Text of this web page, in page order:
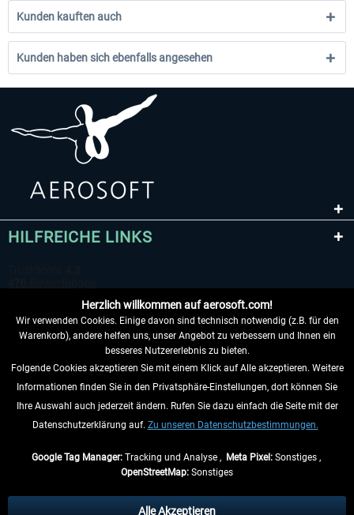
Kunden kauften auch
Kunden haben sich ebenfalls angesehen
HILFREICHE LINKS
VERTRAG WIDERRUFEN
INFORMATIONEN
anders beschrieben.
Herzlich willkommen auf aerosoft.com!
Wir verwenden Cookies. Einige davon sind technisch notwendig (z.B. für den
Warenkorb), andere helfen uns, unser Angebot zu verbessern und Ihnen ein
besseres Nutzererlebnis zu bieten.
Folgende Cookies akzeptieren Sie mit einem Klick auf Alle akzeptieren. Weitere
Informationen finden Sie in den Privatsphäre-Einstellungen, dort können Sie
Ihre Auswahl auch jederzeit ändern. Rufen Sie dazu einfach die Seite mit der
Datenschutzerklärung auf. Zu unseren Datenschutzbestimmungen.
Google Tag Manager:Tracking und Analyse , Meta Pixel:Sonstiges ,
OpenStreetMap: Sonstiges
Alle Akzeptieren